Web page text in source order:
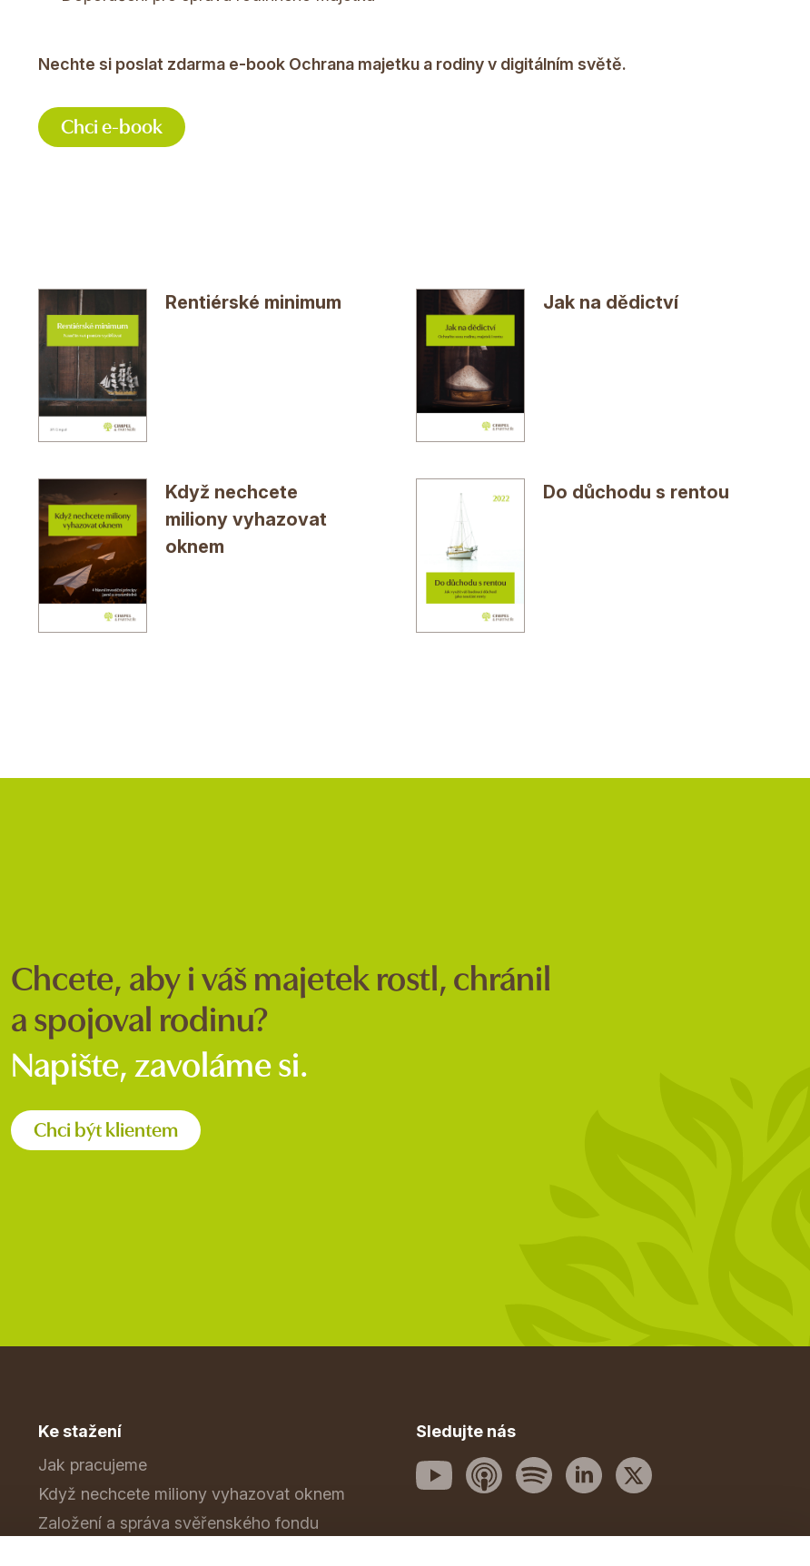
Nechte si poslat zdarma e-book Ochrana majetku a rodiny v digitálním světě.
Chci e-book
Rentiérské minimum Jak na dědictví
Když nechcete
miliony vyhazovat
oknem
Do důchodu s rentou
Chcete, aby i váš majetek rostl, chránil
a spojoval rodinu?
Napište, zavoláme si.
Chci být klientem
Ke stažení
Jak pracujeme
Když nechcete miliony vyhazovat oknem
Založení a správa svěřenského fondu
Sledujte nás